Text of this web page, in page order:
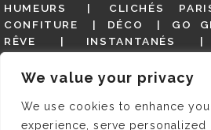
We value your privacy
We use cookies to enhance
experience, serve personalized
HUMEURS
CLICHÉS
CONFITURE
DÉCO GO
RÊVE
INSTANTANÉS
MES ADRESSES
MODE
GUIDE
PARIS EN PHOTOS
REVUE DE PRESSE DÉTAILLÉE,